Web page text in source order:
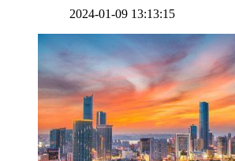
2024-01-09 13:13:15